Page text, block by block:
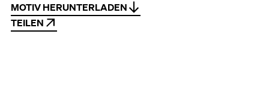
MOTIV HERUNTERLADEN
TEILEN